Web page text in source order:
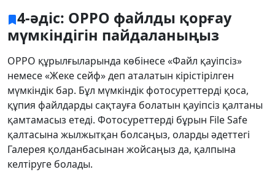
4-әдіс: OPPO файлды қорғау
мүмкіндігін пайдаланыңыз
OPPO құрылғыларында көбінесе «Файл қауіпсіз»
немесе «Жеке сейф» деп аталатын кірістірілген
мүмкіндік бар. Бұл мүмкіндік фотосуреттерді қоса,
құпия файлдарды сақтауға болатын қауіпсіз қалтаны
қамтамасыз етеді. Фотосуреттерді бұрын File Safe
қалтасына жылжытқан болсаңыз, оларды әдеттегі
Галерея қолданбасынан жойсаңыз да, қалпына
келтіруге болады.